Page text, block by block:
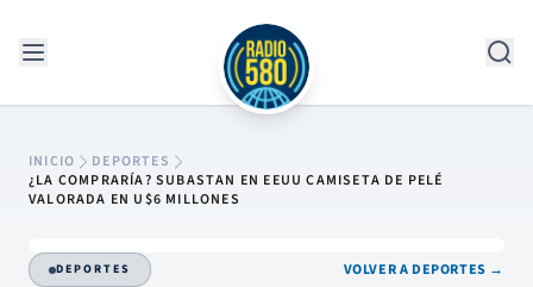
INICIO
DEPORTES
¿LA COMPRARÍA? SUBASTAN EN EEUU CAMISETA DE PELÉ
VALORADA EN U$6 MILLONES
DEPORTES VOLVER A DEPORTES →